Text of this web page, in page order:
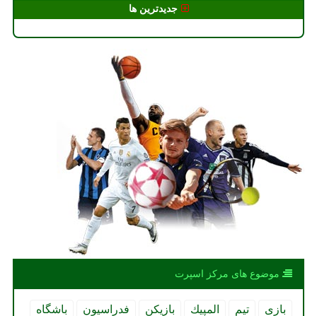
جدیدترین ها
موضوع های مركز اسپرت
بازی تیم المپیك بازیكن فدراسیون
باشگاه